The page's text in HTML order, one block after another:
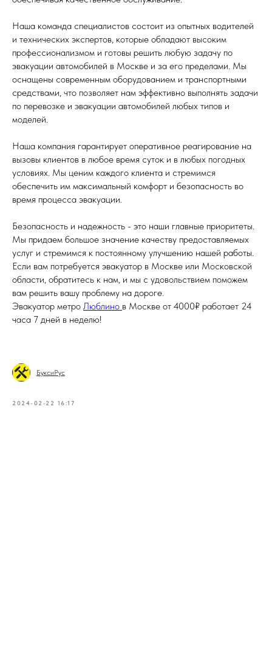
Наша команда специалистов состоит из опытных водителей
и технических экспертов, которые обладают высоким
профессионализмом и готовы решить любую задачу по
эвакуации автомобилей в Москве и за его пределами. Мы
оснащены современным оборудованием и транспортными
средствами, что позволяет нам эффективно выполнять задачи
по перевозке и эвакуации автомобилей любых типов и
моделей.
Наша компания гарантирует оперативное реагирование на
вызовы клиентов в любое время суток и в любых погодных
условиях. Мы ценим каждого клиента и стремимся
обеспечить им максимальный комфорт и безопасность во
время процесса эвакуации.
Безопасность и надежность - это наши главные приоритеты.
Мы придаем большое значение качеству предоставляемых
услуг и стремимся к постоянному улучшению нашей работы.
Если вам потребуется эвакуатор в Москве или Московской
области, обратитесь к нам, и мы с удовольствием поможем
вам решить вашу проблему на дороге.
Эвакуатор метро Люблино в Москве от 4000₽ работает 24
часа 7 дней в неделю!
БуксиРус
2024-02-22 16:17